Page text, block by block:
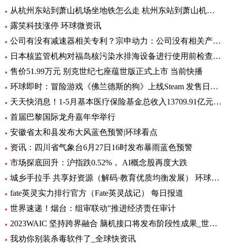
从杭州东站到萧山机场坐地铁怎么走 杭州东站到萧山机场有地铁 环球要闻
露笑科技涨停 环球微资讯
公司有没有减速器相关专利？宗申动力：公司没有相关产品以及专利
日本核监管机构对福岛核污染水排海设备进行使用前检查_速递
售价51.99万元 别克世纪七座蕴世版正式上市 当前快播
环球即时：冒险游戏《佛兰德斯的狗》上线Steam 发售日期待定
天天快消息！1-5月基本医疗保险基金总收入13709.91亿元，同比增长8.2%
首届巴黎国际龙舟嘉年华举行
安徽省太和县发布大风蓝色预警|环球看点
资讯：四川省气象台6月27日16时发布暴雨蓝色预警
市场探底回升：沪指跌0.52%， AI概念股再度大跌
城乡手拉手 共享好资源（解码·教育优质均衡发展） 环球通讯
fate英灵实力排行官方（Fate英灵战记） 每日报道
世界速递！烟台：组审联动”推进经济责任审计
2023WAIC 坚持跨界融合 脑机接口将发布阶段性成果_世界热讯
我劝你别装杀毒软件了_全球快资讯